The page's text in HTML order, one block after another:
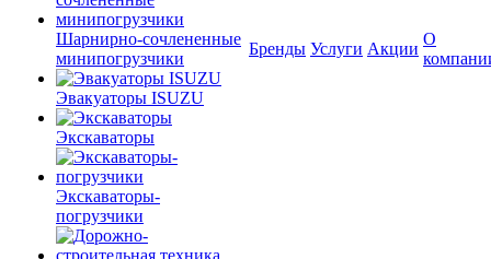
Шарнирно-сочлененные
минипогрузчики
Эвакуаторы ISUZU
Экскаваторы
Экскаваторы-
погрузчики
Бренды Услуги Акции
О